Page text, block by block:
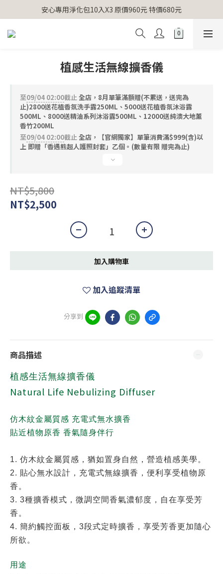
【官網獨家】首次消費 不限金額 即送 香遇熊超人行李吊牌
安心專用淨化包10入X3 原價960元 特價680元
氣場淨化全系列 66折起
植感生活無線擴香儀
至09/04 02:00截止全店，8月單筆滿額贈(不累送，送完為
止)2800送花植香氛洗手露250ML、5000送花植香氛沐浴露
500ML、8000送精油系列沐浴露500ML、12000送純澳大地薰
香竹200ML
至09/04 02:00截止全店，【官網獨家】單筆消費滿$999(含)以
上 即贈「香遇熊超人護照封套」乙個。(數量有限 贈完為止)
NT$5,800
NT$2,500
加入購物車
加入追蹤清單
分享到
商品描述
植感生活無線擴香儀
Natural Life Nebulizing Diffuser
仿木紋金屬質感 充電式無水擴香
貼近植物原香 香氣隨身伴行
1. 仿木紋金屬質感，猶如置身自然，營造植感美學。
2. 貼心無水設計，充電式無線擴香，便利享受植物原
香。
3. 3種擴香模式，微調空間香氣濃郁度，自在享受芳
香。
4. 簡約觸控面板，3段式定時擴香，享受芳香更加隨心
所欲。
用途